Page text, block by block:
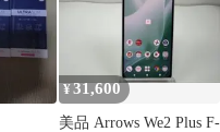
¥31,600
美品 Arrows We2 Plus F-